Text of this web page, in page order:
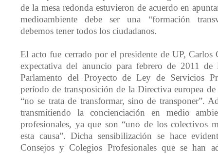
de la mesa redonda estuvieron de acuerdo en
medioambiente debe ser una “formación
debemos tener todos los ciudadanos.
El acto fue cerrado por el presidente de UP, Carlos
expectativa del anuncio para febrero de 2011 de
Parlamento del Proyecto de Ley de Servicios
período de transposición de la Directiva europea
“no se trata de transformar, sino de transponer”.
transmitiendo la concienciación en medio
profesionales, ya que son “uno de los colectivos
esta causa”. Dicha sensibilización se hace
Consejos y Colegios Profesionales que se han